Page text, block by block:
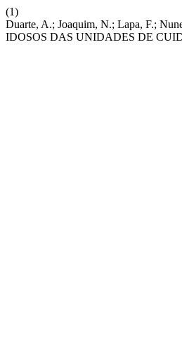
(1)
Duarte, A.; Joaquim, N.; Lapa, F.;
IDOSOS DAS UNIDADES DE